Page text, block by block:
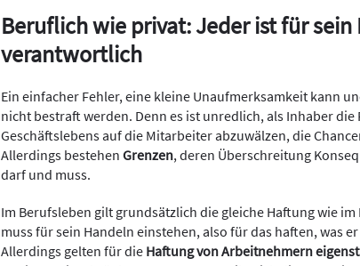
Beruflich wie privat: Jeder ist für sein
verantwortlich
Ein einfacher Fehler, eine kleine Unaufmerksamkeit kann
nicht bestraft werden. Denn es ist unredlich, als Inhaber die
Geschäftslebens auf die Mitarbeiter abzuwälzen, die
Allerdings bestehen Grenzen, deren Überschreitung
darf und muss.
Im Berufsleben gilt grundsätzlich die gleiche Haftung wie
muss für sein Handeln einstehen, also für das haften, was
Allerdings gelten für die Haftung von Arbeitnehmern